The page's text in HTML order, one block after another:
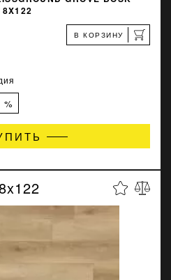
В КОРЗИНУ
%